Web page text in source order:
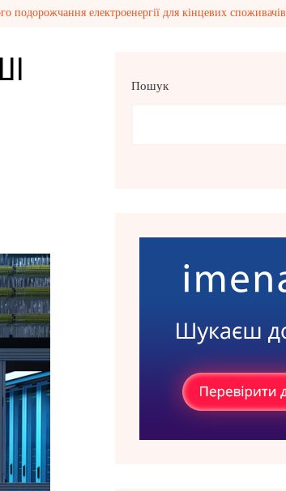
подорожчання електроенергії для кінцевих споживачів
Пошук